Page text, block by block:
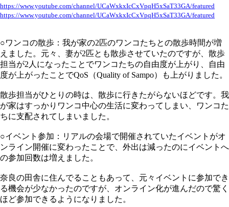
https://www.youtube.com/channel/UCaWxkxIcCxVpqH5xSaT33GA/featured
https://www.youtube.com/channel/UCaWxkxIcCxVpqH5xSaT33GA/featured
○ワンコの散歩：我が家の2匹のワンコたちとの散歩時間が増
えました。元々、妻が2匹とも散歩させていたのですが、散歩
担当が2人になったことでワンコたちの自由度が上がり、自由
度が上がったことでQoS（Quality of Sampo）も上がりました。
散歩担当がひとりの時は、散歩に行きたがらないほどです。我
が家はすっかりワンコ中心の生活に変わってしまい、ワンコた
ちに支配されてしまいました。
○イベント参加：リアルの会場で開催されていたイベントがオ
ンライン開催に変わったことで、外出は減ったのにイベントへ
の参加回数は増えました。
奈良の田舎に住んでることもあって、元々イベントに参加でき
る機会が少なかったのですが、オンライン化が進んだので驚く
ほど参加できるようになりました。